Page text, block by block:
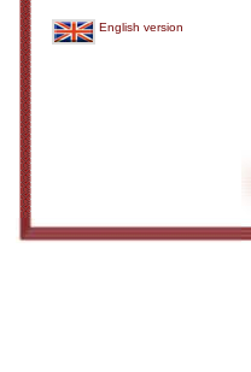
English version